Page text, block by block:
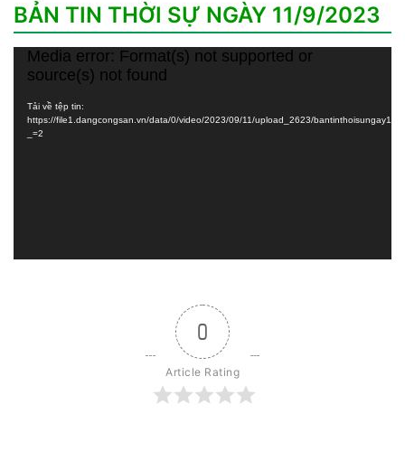
BẢN TIN THỜI SỰ NGÀY 11/9/2023
Trình
chơi
Video
Media error: Format(s) not supported or
source(s) not found
Tải về tệp tin:
https://file1.dangcongsan.vn/data/0/video/2023/09/11/upload_2623/
_=2
0
Article Rating